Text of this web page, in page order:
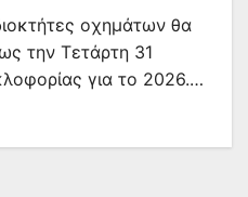
οχημάτων θα
την Τετάρτη 31
για το 2026.…